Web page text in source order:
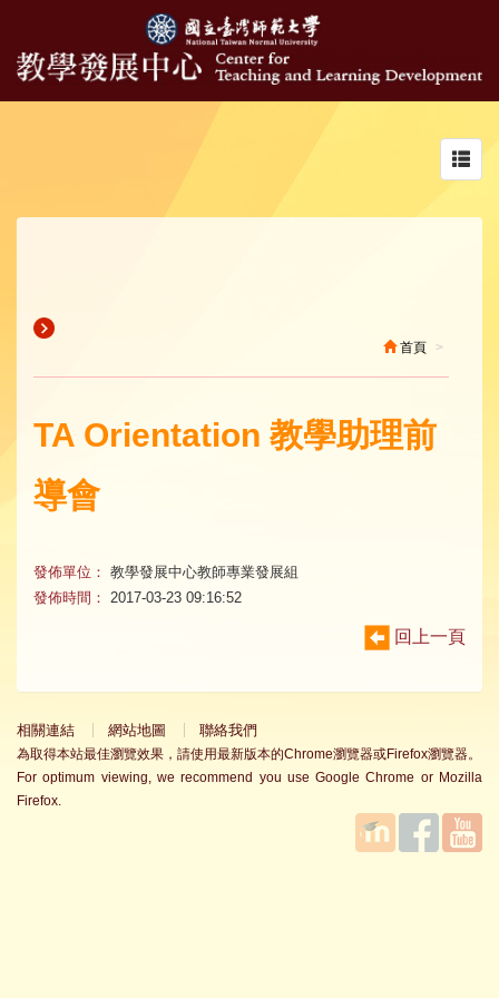
首頁
TA Orientation 教學助理前
導會
發佈單位： 教學發展中心教師專業發展組
發佈時間：
2017-03-23 09:16:52
回上一頁
相關連結 網站地圖 聯絡我們
為取得本站最佳瀏覽效果，請使用最新版本的Chrome瀏覽器或Firefox瀏覽器。
For optimum viewing, we recommend you use Google Chrome or Mozilla
Firefox.